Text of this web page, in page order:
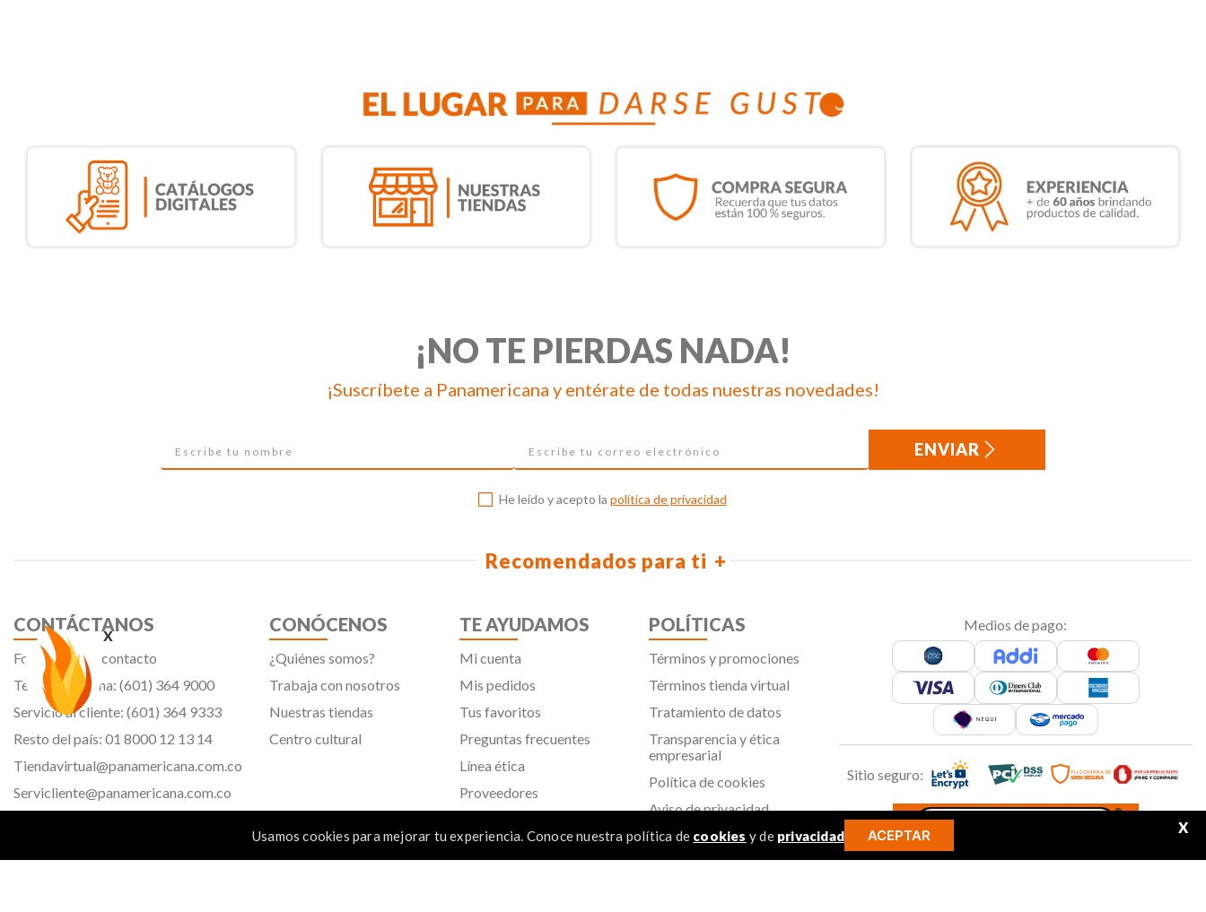
x
Usamos cookies para mejorar tu experiencia. Conoce nuestra política de cookies y de privacidad ACEPTAR X
¡NO TE PIERDAS NADA!
¡Suscríbete a Panamericana y entérate de todas nuestras novedades!
ENVIAR
He leído y acepto la política de privacidad
Recomendados para ti
CONTÁCTANOS
Formulario de contacto
Teléfono oficina: (601) 364 9000
Servicio al cliente: (601) 364 9333
Resto del país: 01 8000 12 13 14
Tiendavirtual@panamericana.com.co
Servicliente@panamericana.com.co
CONÓCENOS
¿Quiénes somos?
Trabaja con nosotros
Nuestras tiendas
Centro cultural
TE AYUDAMOS
Mi cuenta
Mis pedidos
Tus favoritos
Preguntas frecuentes
Línea ética
Proveedores
POLÍTICAS
Términos y promociones
Términos tienda virtual
Tratamiento de datos
Transparencia y ética
empresarial
Política de cookies
Aviso de privacidad
SIC
Medios de pago:
Sitio seguro: